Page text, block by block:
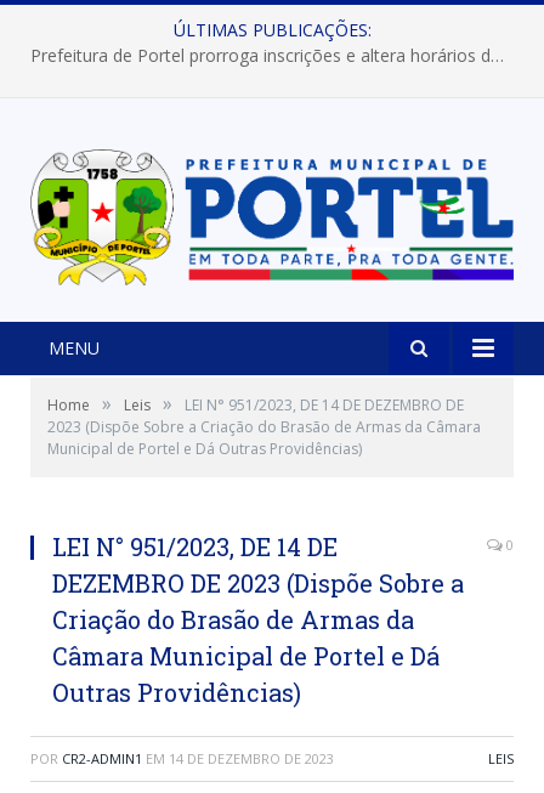
ÚLTIMAS PUBLICAÇÕES:
Prefeitura de Portel prorroga inscrições e altera horários dos concursos “Musa” e “Miss Mix Verão 2026”
MENU
Home » Leis »
LEI N° 951/2023, DE 14 DE DEZEMBRO DE
2023 (Dispõe Sobre a Criação do Brasão de Armas da Câmara
Municipal de Portel e Dá Outras Providências)
LEI N° 951/2023, DE 14 DE
DEZEMBRO DE 2023 (Dispõe Sobre a
Criação do Brasão de Armas da
Câmara Municipal de Portel e Dá
Outras Providências)
0
POR CR2-ADMIN1 EM 14 DE DEZEMBRO DE 2023 LEIS